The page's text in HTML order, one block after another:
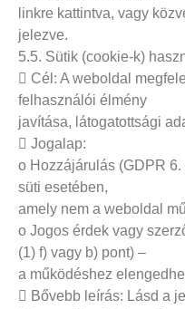
linkre kattintva, vagy
jelezve.
5.5. Sütik (cookie-k)
 Cél: A weboldal
felhasználói élmény
javítása, látogatottsági
 Jogalap:
o Hozzájárulás (GDPR
süti esetében,
amely nem a weboldal
o Jogos érdek vagy
(1) f) vagy b) pont) –
a működéshez
 Bővebb leírás: Lásd a